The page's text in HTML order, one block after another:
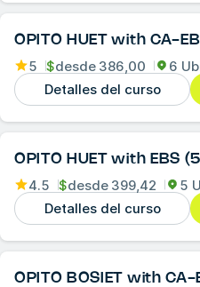
OPITO HUET with CA-
5 $desde 386,00
6
Detalles del curso
OPITO HUET with EBS
4.5 $desde 399,42
5
Detalles del curso
OPITO BOSIET with